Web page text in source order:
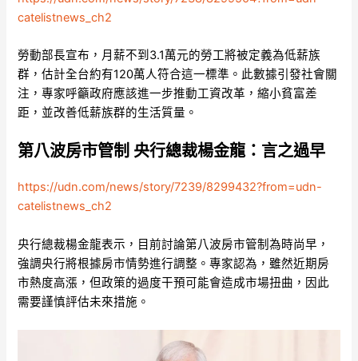
catelistnews_ch2
勞動部長宣布，月薪不到3.1萬元的勞工將被定義為低薪族
群，估計全台約有120萬人符合這一標準。此數據引發社會關
注，專家呼籲政府應該進一步推動工資改革，縮小貧富差
距，並改善低薪族群的生活質量。
第八波房市管制 央行總裁楊金龍：言之過早
https://udn.com/news/story/7239/8299432?from=udn-
catelistnews_ch2
央行總裁楊金龍表示，目前討論第八波房市管制為時尚早，
強調央行將根據房市情勢進行調整。專家認為，雖然近期房
市熱度高漲，但政策的過度干預可能會造成市場扭曲，因此
需要謹慎評估未來措施。